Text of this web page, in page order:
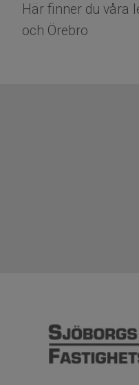
​​​​​​​Här finner du våra
och Örebro